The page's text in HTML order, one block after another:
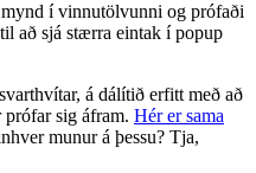
mynd í vinnutölvunni og prófaði
að sjá stærra eintak í popup
á dálítið erfitt með að
sig áfram. Hér er sama
munur á þessu? Tja,